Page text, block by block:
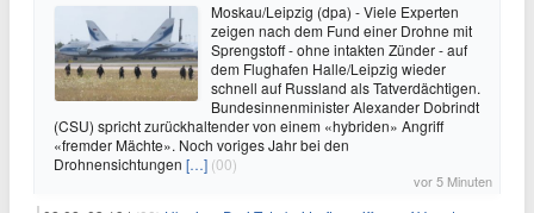
Moskau/Leipzig (dpa) - Viele Experten
zeigen nach dem Fund einer Drohne mit
Sprengstoff - ohne intakten Zünder - auf
dem Flughafen Halle/Leipzig wieder
schnell auf Russland als Tatverdächtigen.
Bundesinnenminister Alexander Dobrindt
(CSU) spricht zurückhaltender von einem «hybriden» Angriff
«fremder Mächte». Noch voriges Jahr bei den
Drohnensichtungen […] (00)
vor 5 Minuten